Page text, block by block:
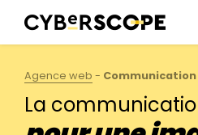
Agence web - Communication
La
VOUS AVEZ